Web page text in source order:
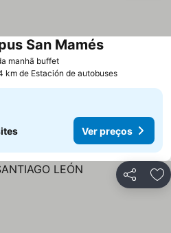
manhã buffetVer preços
San MamésVer preços
km de Estación de autobuses
Ver preços
Partilhar